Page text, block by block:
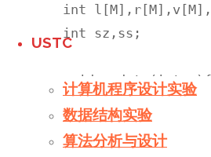
USTC
计算机程序设计实验
数据结构实验
算法分析与设计
int
int sz,ss;
void update(int p){
}